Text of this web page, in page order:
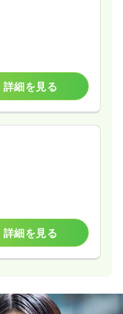
詳細を見る
詳細を見る